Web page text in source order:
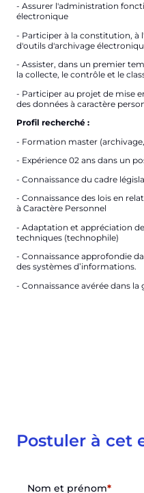
- Assurer l'administration
électronique
- Participer à la constitution, à
d'outils d'archivage
- Assister, dans un premier
la collecte, le contrôle et le
- Participer au projet de mise
des données à caractère
Profil recherché :
- Formation master
- Expérience 02 ans dans un
- Connaissance du cadre
- Connaissance des lois en
à Caractère Personnel
- Adaptation et appréciation
techniques (technophile)
- Connaissance approfondie
des systèmes d’informations.
- Connaissance avérée dans
Postuler à cet
Nom et prénom*